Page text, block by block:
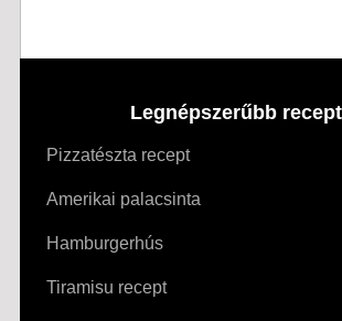
Legnépszerűbb
Pizzatészta recept
Amerikai palacsinta
Hamburgerhús
Tiramisu recept